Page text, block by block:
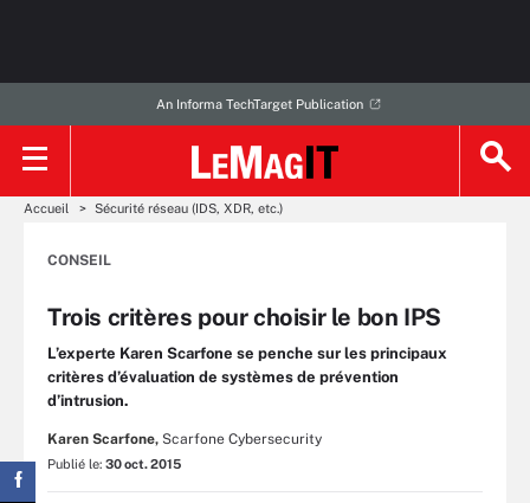
An Informa TechTarget Publication
Accueil Sécurité réseau (IDS, XDR, etc.)
CONSEIL
Trois critères pour choisir le bon IPS
L’experte Karen Scarfone se penche sur les principaux
critères d’évaluation de systèmes de prévention
d’intrusion.
Karen Scarfone, Scarfone Cybersecurity
Publié le: 30 oct. 2015